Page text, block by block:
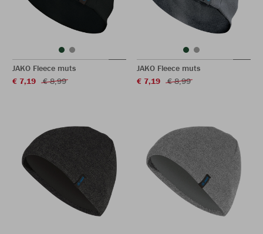
JAKO Fleece muts
€ 7,19
€ 8,99
JAKO Fleece muts
€ 7,19
€ 8,99